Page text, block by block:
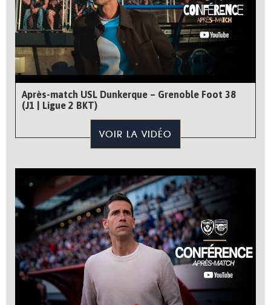
Après-match USL Dunkerque – Grenoble Foot 38
(J1 | Ligue 2 BKT)
VOIR LA VIDÉO